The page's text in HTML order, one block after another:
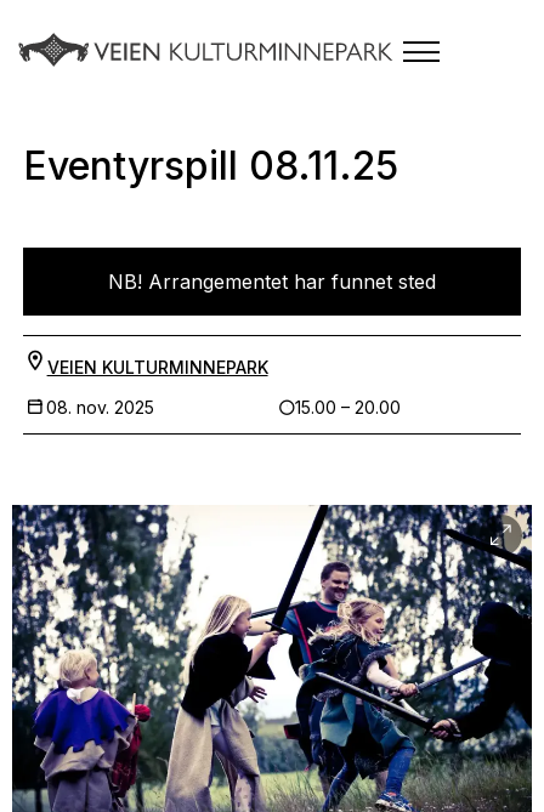
Eventyrspill 08.11.25
NB! Arrangementet har funnet sted
VEIEN KULTURMINNEPARK
08. nov. 2025
15.00 – 20.00